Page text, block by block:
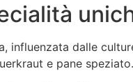
influenzata dalle
e pane speziato.